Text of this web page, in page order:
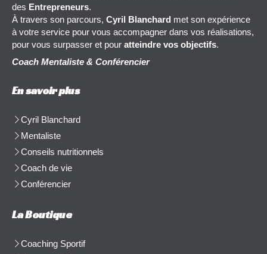
des Entrepreneurs.
À travers son parcours, Cyril Blanchard met son expérience
à votre service pour vous accompagner dans vos réalisations,
pour vous surpasser et pour atteindre vos objectifs.
Coach Mentaliste & Conférencier
En savoir plus
Cyril Blanchard
Mentaliste
Conseils nutritionnels
Coach de vie
Conférencier
La Boutique
Coaching Sportif